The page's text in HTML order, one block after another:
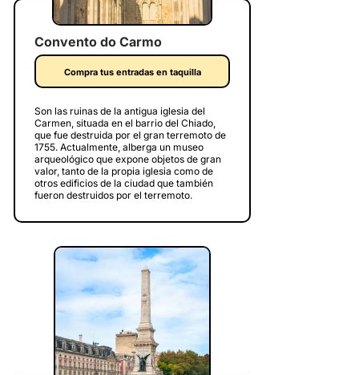
Convento do Carmo
Compra tus entradas en taquilla
Son las ruinas de la antigua iglesia del
Carmen, situada en el barrio del Chiado,
que fue destruida por el gran terremoto de
1755. Actualmente, alberga un museo
arqueológico que expone objetos de gran
valor, tanto de la propia iglesia como de
otros edificios de la ciudad que también
fueron destruidos por el terremoto.